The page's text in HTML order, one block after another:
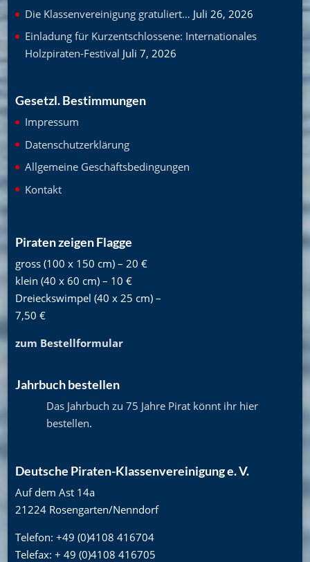
Die Klassenvereinigung gratuliert… Juli 26, 2026
Einladung für Kurzentschlossene: Internationales
Holzpiraten-Festival Juli 7, 2026
Gesetzl. Bestimmungen
Impressum
Datenschutzerklärung
Allgemeine Geschäftsbedingungen
Kontakt
Piraten zeigen Flagge
gross (100 x 150 cm) – 20 €
klein (40 x 60 cm) – 10 €
Dreieckswimpel (40 x 25 cm) –
7,50 €
zum Bestellformular
Jahrbuch bestellen
Das Jahrbuch zu 75 Jahre Pirat könnt ihr hier
bestellen.
Deutsche Piraten-Klassenvereinigung e. V.
Auf dem Ast 14a
21224 Rosengarten/Nenndorf
Telefon: +49 (0)4108 416704
Telefax: + 49 (0)4108 416705